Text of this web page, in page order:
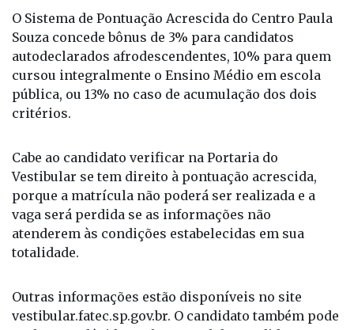
O Sistema de Pontuação Acrescida do Centro Paula
Souza concede bônus de 3% para candidatos
autodeclarados afrodescendentes, 10% para quem
cursou integralmente o Ensino Médio em escola
pública, ou 13% no caso de acumulação dos dois
critérios.
Cabe ao candidato verificar na Portaria do
Vestibular se tem direito à pontuação acrescida,
porque a matrícula não poderá ser realizada e a
vaga será perdida se as informações não
atenderem às condições estabelecidas em sua
totalidade.
Outras informações estão disponíveis no site
vestibular.fatec.sp.gov.br. O candidato também pode